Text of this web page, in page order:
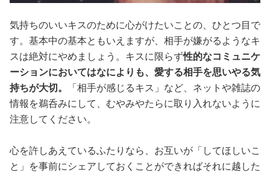
気持ちのいいキスのために心がけたいことの、ひとつ目で
す。基本中の基本ともいえますが、相手が嫌がるようなキ
スは絶対にやめましょう。キスに限らず性的なコミュニケ
ーションにおいてはなによりも、愛する相手を思いやる気
持ちが大切。
「相手が感じるキス」など、ネットや雑誌の
情報を鵜呑みにして、むやみやたらに取り入れないように
注意してください。
心を許しあえているふたりなら、お互いが「してほしいこ
と」を事前にシェアしておくことができればそれに越した